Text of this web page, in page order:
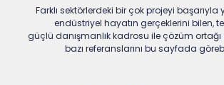
Farklı sektörlerdeki bir çok projeyi
endüstriyel hayatın gerçeklerini bilen,
güçlü danışmanlık kadrosu ile çözüm ortağı
bazı referanslarını bu sayfada